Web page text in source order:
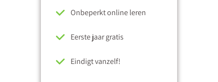
Onbeperkt online leren
Eerste jaar gratis
Eindigt vanzelf!